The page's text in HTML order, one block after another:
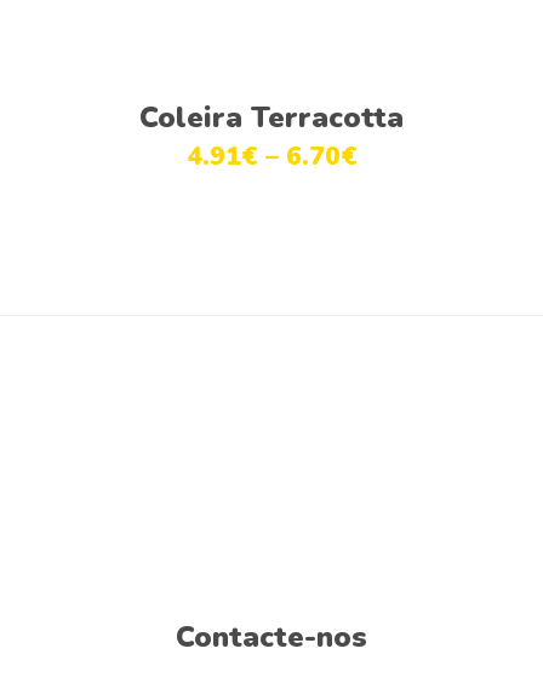
Ver opções
Coleira Terracotta
4.91€ – 6.70€
Contacte-nos